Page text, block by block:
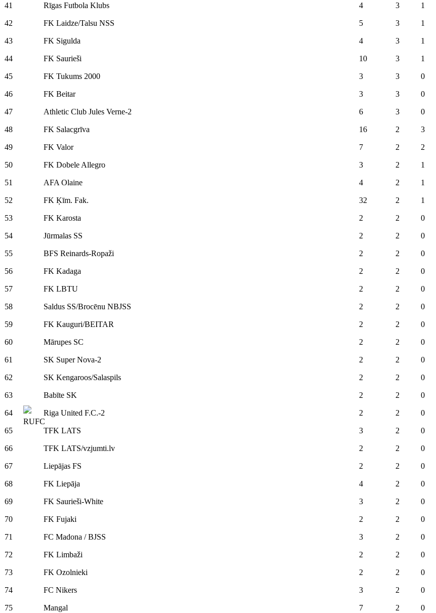
41 Rīgas Futbola Klubs 4 3 1
42 FK Laidze/Talsu NSS 5 3 1
43 FK Sigulda 4 3 1
44 FK Saurieši 10 3 1
45 FK Tukums 2000 3 3 0
46 FK Beitar 3 3 0
47 Athletic Club Jules Verne-2 6 3 0
48 FK Salacgrīva 16 2 3
49 FK Valor 7 2 2
50 FK Dobele Allegro 3 2 1
51 AFA Olaine 4 2 1
52 FK Ķīm. Fak. 32 2 1
53 FK Karosta 2 2 0
54 Jūrmalas SS 2 2 0
55 BFS Reinards-Ropaži 2 2 0
56 FK Kadaga 2 2 0
57 FK LBTU 2 2 0
58 Saldus SS/Brocēnu NBJSS 2 2 0
59 FK Kauguri/BEITAR 2 2 0
60 Mārupes SC 2 2 0
61 SK Super Nova-2 2 2 0
62 SK Kengaroos/Salaspils 2 2 0
63 Babīte SK 2 2 0
64 Riga United F.C.-2 2 2 0
65 TFK LATS 3 2 0
66 TFK LATS/vzjumti.lv 2 2 0
67 Liepājas FS 2 2 0
68 FK Liepāja 4 2 0
69 FK Saurieši-White 3 2 0
70 FK Fujaki 2 2 0
71 FC Madona / BJSS 3 2 0
72 FK Limbaži 2 2 0
73 FK Ozolnieki 2 2 0
74 FC Nikers 3 2 0
75 Mangal 7 2 0